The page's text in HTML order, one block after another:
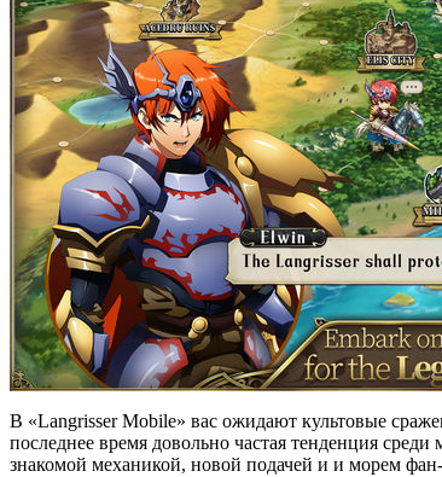
В «Langrisser Mobile» вас ожидают культовые
последнее время довольно частая тенденция
знакомой механикой, новой подачей и и морем